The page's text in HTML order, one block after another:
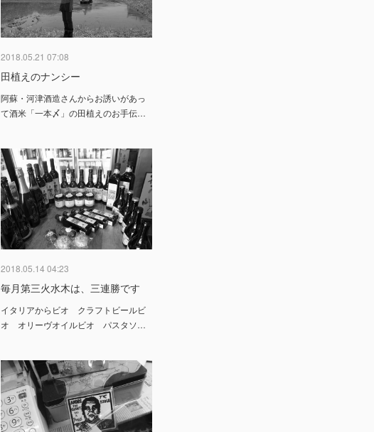
2018.05.21 07:08
田植えのナンシー
阿蘇・河津酒造さんからお誘いがあっ
て酒米「一本〆」の田植えのお手伝…
2018.05.14 04:23
毎月第三火水木は、三連勝です
イタリアからビオ クラフトビールビ
オ オリーヴオイルビオ パスタソ…